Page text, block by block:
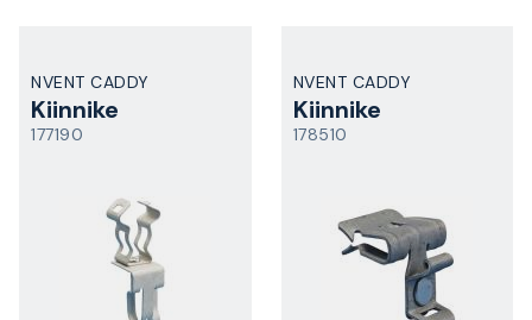
NVENT CADDY
Kiinnike
177190
NVENT CADDY
Kiinnike
178510